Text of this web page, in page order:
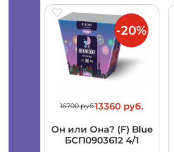
16700 руб.13360 руб.
Он или Она? (F) Blue
БСП0903612 4/1
-20%